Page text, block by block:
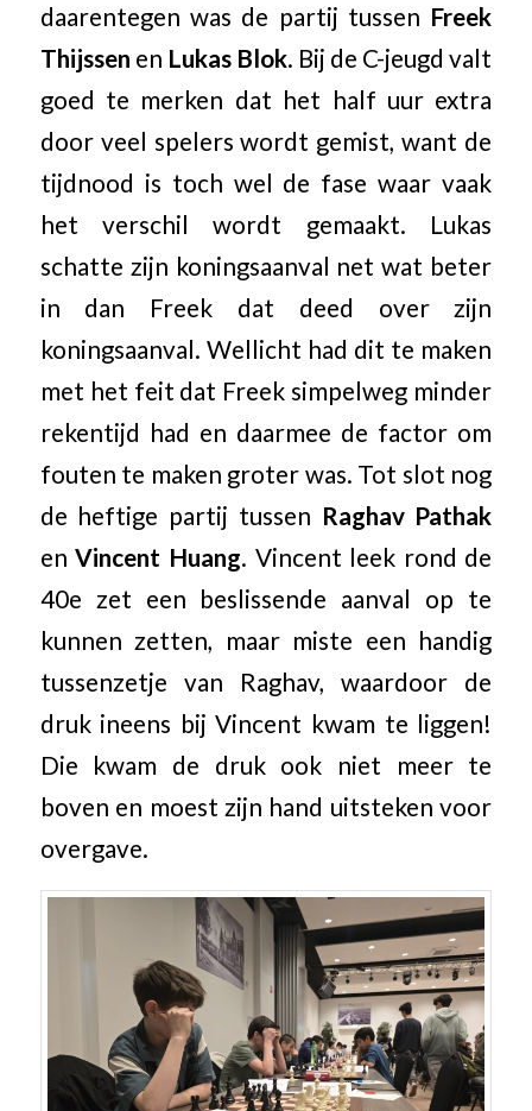
daarentegen was de partij tussen Freek
Thijssen en Lukas Blok. Bij de C-jeugd valt
goed te merken dat het half uur extra
door veel spelers wordt gemist, want de
tijdnood is toch wel de fase waar vaak
het verschil wordt gemaakt. Lukas
schatte zijn koningsaanval net wat beter
in dan Freek dat deed over zijn
koningsaanval. Wellicht had dit te maken
met het feit dat Freek simpelweg minder
rekentijd had en daarmee de factor om
fouten te maken groter was. Tot slot nog
de heftige partij tussen Raghav Pathak
enVincent Huang. Vincent leek rond de
40e zet een beslissende aanval op te
kunnen zetten, maar miste een handig
tussenzetje van Raghav, waardoor de
druk ineens bij Vincent kwam te liggen!
Die kwam de druk ook niet meer te
boven en moest zijn hand uitsteken voor
overgave.